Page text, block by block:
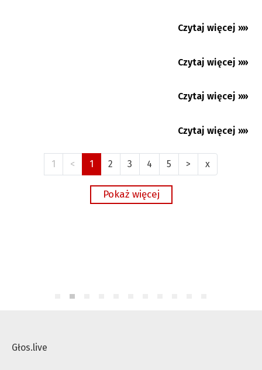
04.08.2026
Czytaj więcej »»
04.08.2026
Czytaj więcej »»
04.08.2026
Czytaj więcej »»
04.08.2026
Czytaj więcej »»
1 < 1 2 3 4 5 > x
Głos.live